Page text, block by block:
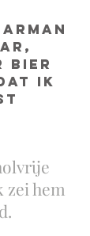
bier
ik
zei hem